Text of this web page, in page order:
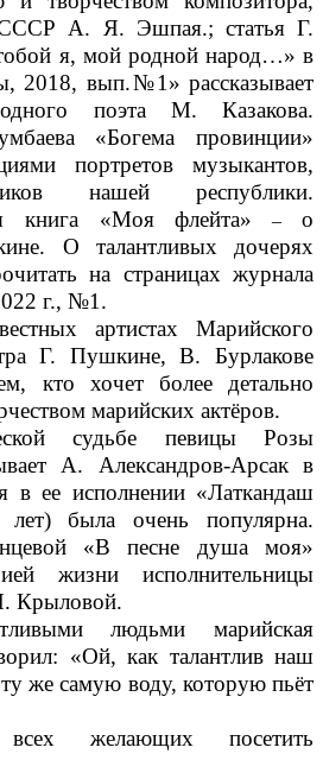
СССР А. Я. Эшпая.; статья Г.
я, мой родной народ…» в
2018, вып.№1» рассказывает
поэта М. Казакова.
«Богема провинции»
портретов музыкантов,
нашей республики.
книга «Моя флейта» –о
О талантливых дочерях
на страницах журнала
г., №1.
артистах Марийского
Г. Пушкине, В. Бурлакове
кто хочет более детально
марийских актёров.
судьбе певицы Розы
А. Александров-Арсак в
в ее исполнении «Латкандаш
лет) была очень популярна.
«В песне душа моя»
жизни исполнительницы
Крыловой.
людьми марийская
«Ой, как талантлив наш
же самую воду, которую пьёт
всех желающих посетить